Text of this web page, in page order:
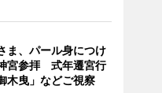
ま、パール身につけ
宮参拝 式年遷宮行
木曳」などご視察